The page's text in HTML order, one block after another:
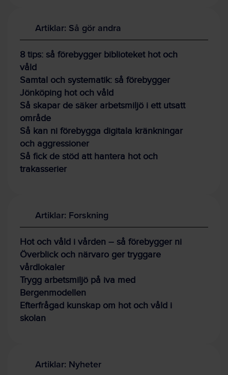
Artiklar: Så gör andra
8 tips: så förebygger biblioteket hot och
våld
Samtal och systematik: så förebygger
Jönköping hot och våld
Så skapar de säker arbetsmiljö i ett utsatt
område
Så kan ni förebygga digitala kränkningar
och aggressioner
Så fick de stöd att hantera hot och
trakasserier
Artiklar: Forskning
Hot och våld i vården – så förebygger ni
Överblick och närvaro ger tryggare
vårdlokaler
Trygg arbetsmiljö på iva med
Bergenmodellen
Efterfrågad kunskap om hot och våld i
skolan
Artiklar: Nyheter